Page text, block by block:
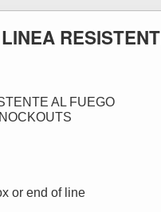
AL FUEGO
or end of line